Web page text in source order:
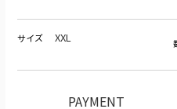
サイズ XXL
PAYMENT